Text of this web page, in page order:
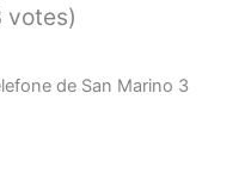
votes)
de San Marino 3